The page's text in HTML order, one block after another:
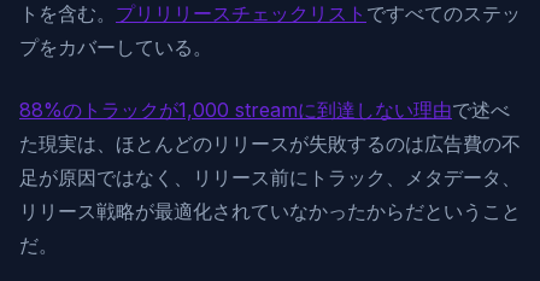
トを含む。 プリリリースチェックリスト ですべてのステッ
プをカバーしている。
88%のトラックが1,000 streamに到達しない理由で述べ
た現実は、ほとんどのリリースが失敗するのは広告費の不
足が原因ではなく、リリース前にトラック、メタデータ、
リリース戦略が最適化されていなかったからだということ
だ。